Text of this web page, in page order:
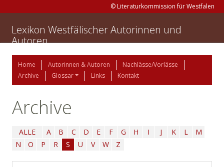
© Literaturkommission für Westfalen
Lexikon Westfälischer Autorinnen und
Autoren
Home Autorinnen & Autoren
Nachlässe/Vorlässe
Archive
Glossar Links Kontakt
Archive
ALLE A B C D E F G H I J K L
M
N
O P R S U V W Z